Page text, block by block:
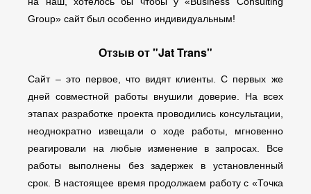
Group» сайт был особенно индивидуальным!
Отзыв от "Jat Trans"
Сайт – это первое, что видят клиенты. С первых же
дней совместной работы внушили доверие. На всех
этапах разработке проекта проводились консультации,
неоднократно извещали о ходе работы, мгновенно
реагировали на любые изменение в запросах. Все
работы выполнены без задержек в установленный
срок. В настоящее время продолжаем работу с «Точка